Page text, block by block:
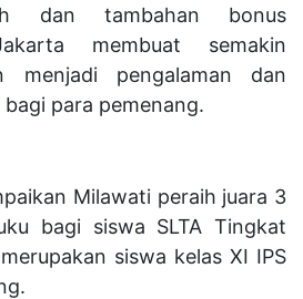
dan tambahan bonus
membuat semakin
menjadi pengalaman dan
para pemenang.
Milawati peraih juara 3
bagi siswa SLTA Tingkat
siswa kelas XI IPS